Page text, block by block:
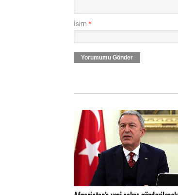
İsim *
Yorumumu Gönder